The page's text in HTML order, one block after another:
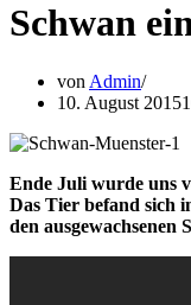
Schwan
von Admin
10. August 2015
Ende Juli wurde uns
Das Tier befand sich
den ausgewachsenen